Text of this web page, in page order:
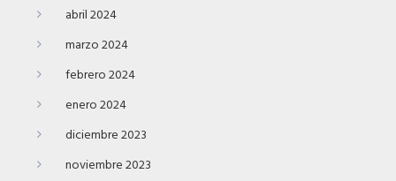
abril 2024
marzo 2024
febrero 2024
enero 2024
diciembre 2023
noviembre 2023